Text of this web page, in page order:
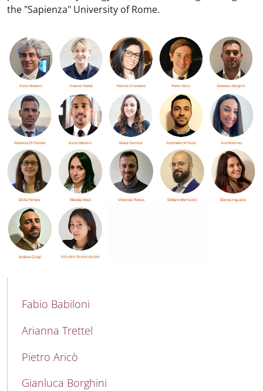
the "Sapienza" University of Rome.
MAIN NAVIGATION
Fabio Babiloni
Arianna Trettel
Pietro Aricò
Gianluca Borghini